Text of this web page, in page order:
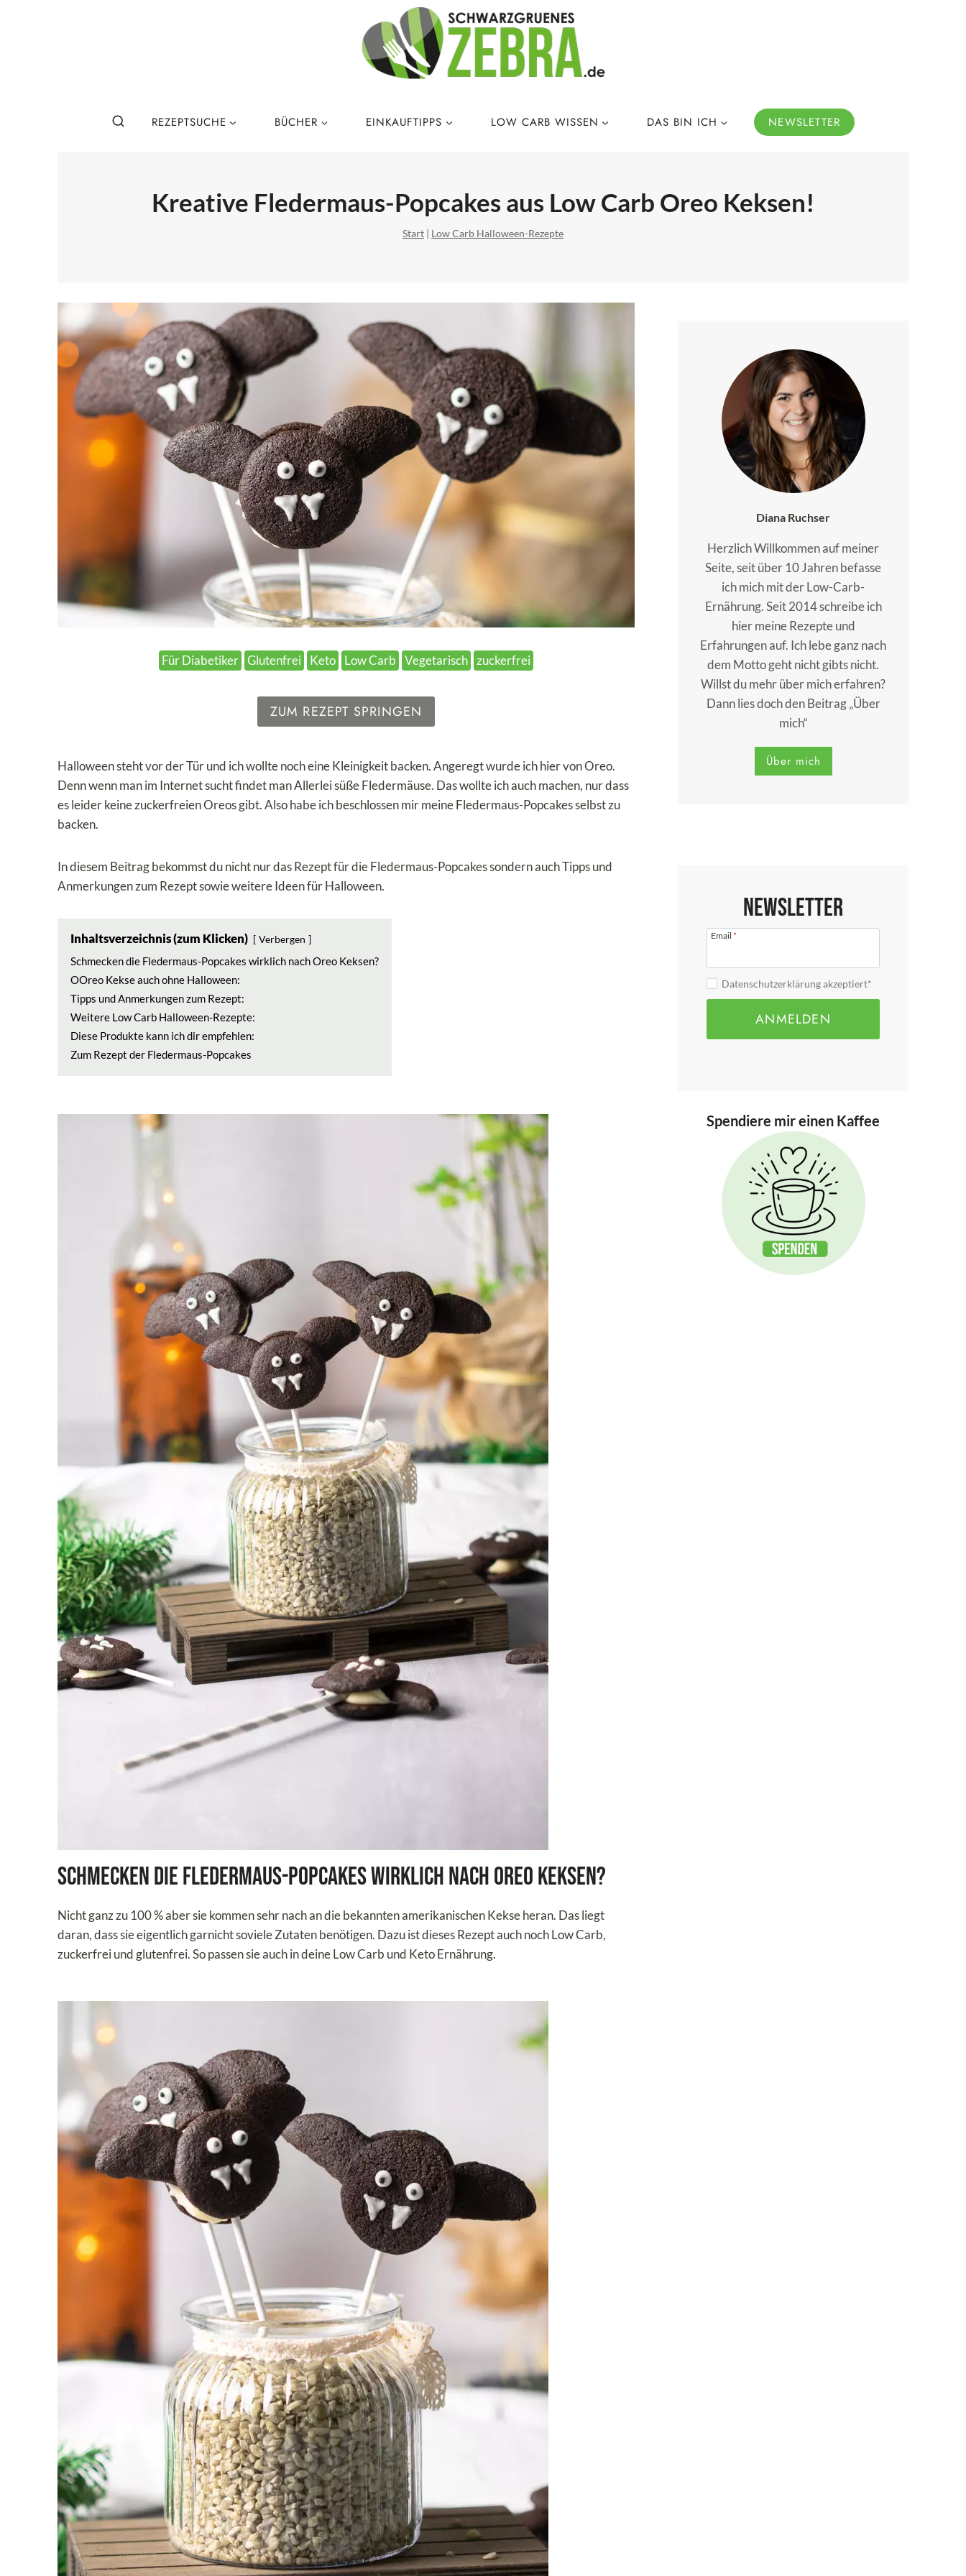
REZEPTSUCHE BÜCHER EINKAUFTIPPS LOW CARB WISSEN DAS BIN ICH NEWSLETTER
Kreative Fledermaus-Popcakes aus Low Carb Oreo Keksen!
Start | Low Carb Halloween-Rezepte
Für Diabetiker Glutenfrei Keto Low Carb Vegetarisch zuckerfrei
ZUM REZEPT SPRINGEN
Halloween steht vor der Tür und ich wollte noch eine Kleinigkeit backen. Angeregt wurde ich hier von Oreo.
Denn wenn man im Internet sucht findet man Allerlei süße Fledermäuse. Das wollte ich auch machen, nur dass
es leider keine zuckerfreien Oreos gibt. Also habe ich beschlossen mir meine Fledermaus-Popcakes selbst zu
backen.
In diesem Beitrag bekommst du nicht nur das Rezept für die Fledermaus-Popcakes sondern auch Tipps und
Anmerkungen zum Rezept sowie weitere Ideen für Halloween.
Inhaltsverzeichnis (zum Klicken) Verbergen
Schmecken die Fledermaus-Popcakes wirklich nach Oreo Keksen?
OOreo Kekse auch ohne Halloween:
Tipps und Anmerkungen zum Rezept:
Weitere Low Carb Halloween-Rezepte:
Diese Produkte kann ich dir empfehlen:
Zum Rezept der Fledermaus-Popcakes
Schmecken die Fledermaus-Popcakes wirklich nach Oreo Keksen?
Nicht ganz zu 100 % aber sie kommen sehr nach an die bekannten amerikanischen Kekse heran. Das liegt
daran, dass sie eigentlich garnicht soviele Zutaten benötigen. Dazu ist dieses Rezept auch noch Low Carb,
zuckerfrei und glutenfrei. So passen sie auch in deine Low Carb und Keto Ernährung.
Diana Ruchser
Herzlich Willkommen auf meiner
Seite, seit über 10 Jahren befasse
ich mich mit der Low-Carb-
Ernährung. Seit 2014 schreibe ich
hier meine Rezepte und
Erfahrungen auf. Ich lebe ganz nach
dem Motto geht nicht gibts nicht.
Willst du mehr über mich erfahren?
Dann lies doch den Beitrag „Über
mich“
Über mich
Newsletter
Email *
Datenschutzerklärung akzeptiert*
ANMELDEN
Spendiere mir einen Kaffee